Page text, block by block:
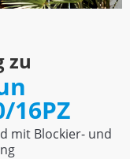
zu
16PZ
mit Blockier- und